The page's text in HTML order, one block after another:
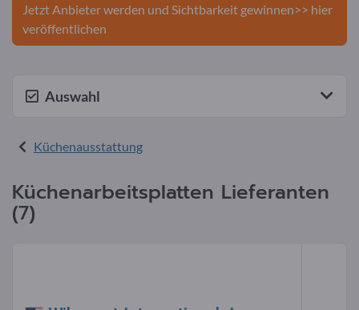
Jetzt Anbieter werden und Sichtbarkeit gewinnen>> hier
veröffentlichen
Auswahl
Küchenausstattung
Küchenarbeitsplatten Lieferanten
(7)